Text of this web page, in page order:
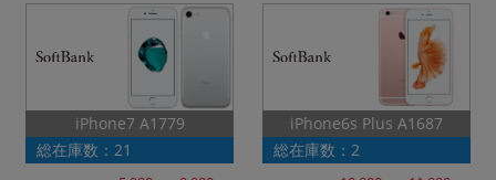
iPhone7 A1779
総在庫数：21
iPhone6s Plus A1687
総在庫数：2